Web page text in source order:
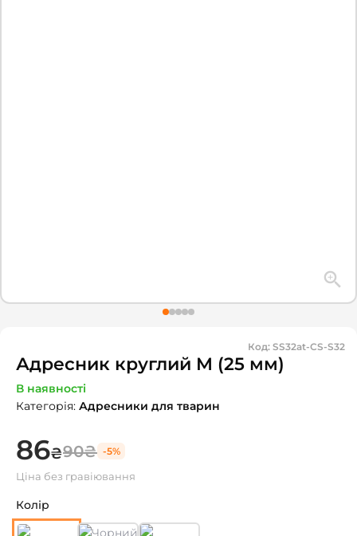
Адресник круглий M (25 мм)
Код: SS32at-CS-S32
В наявності
Категорія: Адресники для тварин
86₴90₴ -5%
Ціна без гравіювання
Колір